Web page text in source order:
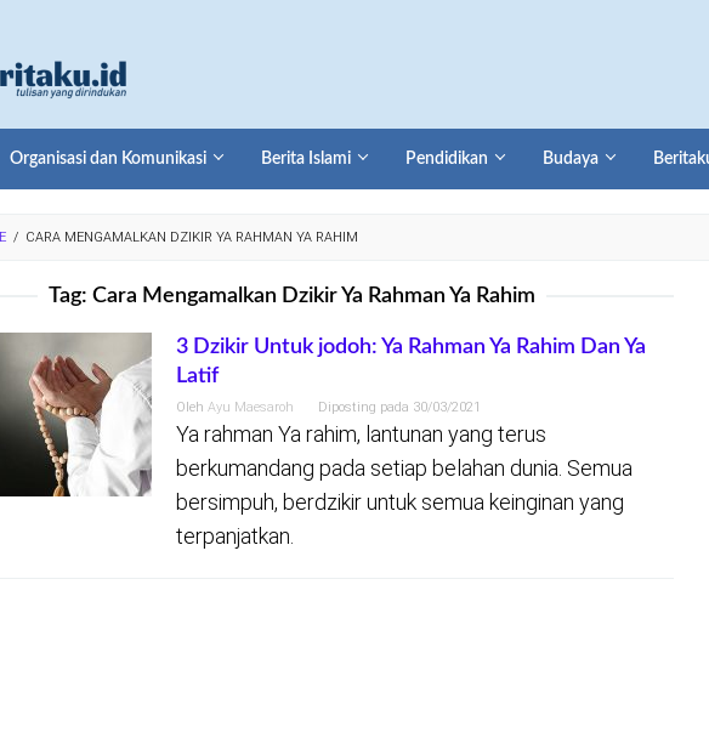
Organisasi dan Komunikasi Berita Islami Pendidikan Budaya
/ CARA MENGAMALKAN DZIKIR YA RAHMAN YA RAHIM
Tag: Cara Mengamalkan Dzikir Ya Rahman Ya Rahim
3 Dzikir Untuk jodoh: Ya Rahman Ya Rahim Dan Ya
Latif
Oleh Ayu Maesaroh Diposting pada 30/03/2021
Ya rahman Ya rahim, lantunan yang terus
berkumandang pada setiap belahan dunia. Semua
bersimpuh, berdzikir untuk semua keinginan yang
terpanjatkan.